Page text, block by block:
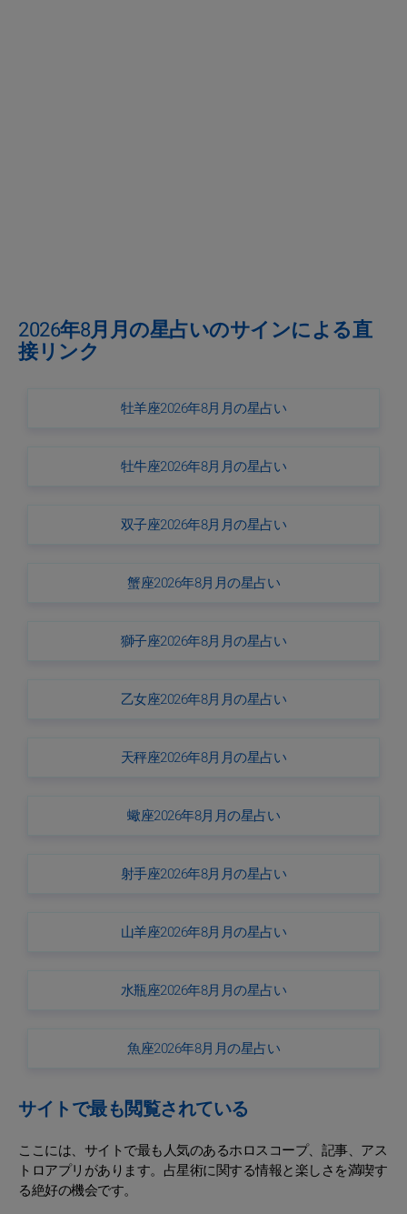
2026年8月月の星占いのサインによる直
接リンク
牡羊座2026年8月月の星占い
牡牛座2026年8月月の星占い
双子座2026年8月月の星占い
蟹座2026年8月月の星占い
獅子座2026年8月月の星占い
乙女座2026年8月月の星占い
天秤座2026年8月月の星占い
蠍座2026年8月月の星占い
射手座2026年8月月の星占い
山羊座2026年8月月の星占い
水瓶座2026年8月月の星占い
魚座2026年8月月の星占い
サイトで最も閲覧されている
ここには、サイトで最も人気のあるホロスコープ、記事、アス
トロアプリがあります。占星術に関する情報と楽しさを満喫す
る絶好の機会です。